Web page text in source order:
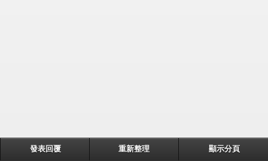
發表回覆 重新整理 顯示分頁